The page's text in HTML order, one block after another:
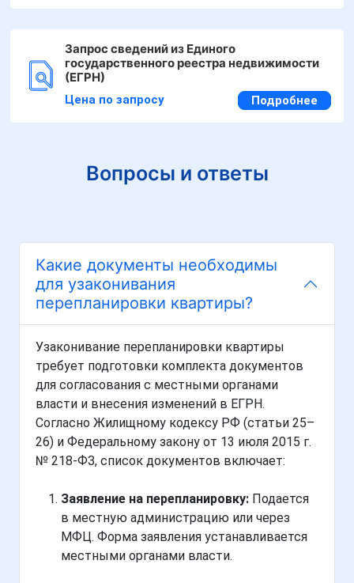
Запрос сведений из Единого
государственного реестра недвижимости
(ЕГРН)
Цена по запросу Подробнее
Вопросы и ответы
Какие документы необходимы
для узаконивания
перепланировки квартиры?
Узаконивание перепланировки квартиры
требует подготовки комплекта документов
для согласования с местными органами
власти и внесения изменений в ЕГРН.
Согласно Жилищному кодексу РФ (статьи 25–
26) и Федеральному закону от 13 июля 2015 г.
№ 218-ФЗ, список документов включает:
Заявление на перепланировку: Подается
в местную администрацию или через
МФЦ. Форма заявления устанавливается
местными органами власти.